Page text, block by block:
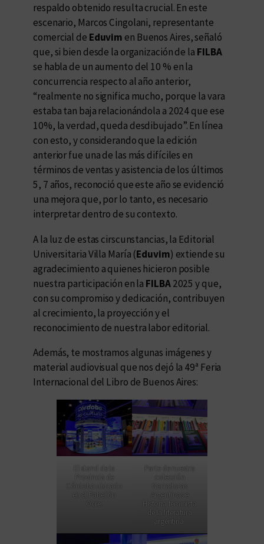
respaldo obtenido resulta crucial. En este
escenario, Marcos Cingolani, representante
comercial de Eduvim en Buenos Aires, señaló
que, si bien desde la organización de la FILBA
se habla de un aumento del 10 % en la
concurrencia respecto al año anterior,
“realmente no significa mucho, porque la vara
estaba tan baja relacionándola a 2024 que ese
10%, la verdad, queda desdibujado”. En línea
con esto, y considerando que la edición
anterior fue una de las más difíciles en
términos de ventas y asistencia de los últimos
5, 7 años, reconoció que este año se evidenció
una mejora que, por lo tanto, es necesario
interpretar dentro de su contexto.
A la luz de estas cirscunstancias, la Editorial
Universitaria Villa María (Eduvim) extiende su
agradecimiento a quienes hicieron posible
nuestra participación en la FILBA2025 y que,
con su compromiso y dedicación, contribuyen
al crecimiento, la proyección y el
reconocimiento de nuestra labor editorial.
Además, te mostramos algunas imágenes y
material audiovisual que nos dejó la 49ª Feria
Internacional del Libro de Buenos Aires:
El stand de la
Provincia de
Córdoba ubicado
en el Pabellón
Ocre.
Parte de nuestra
colección
Narradoras
Argentinas e
Historia feminista
de la literatura
argentina.